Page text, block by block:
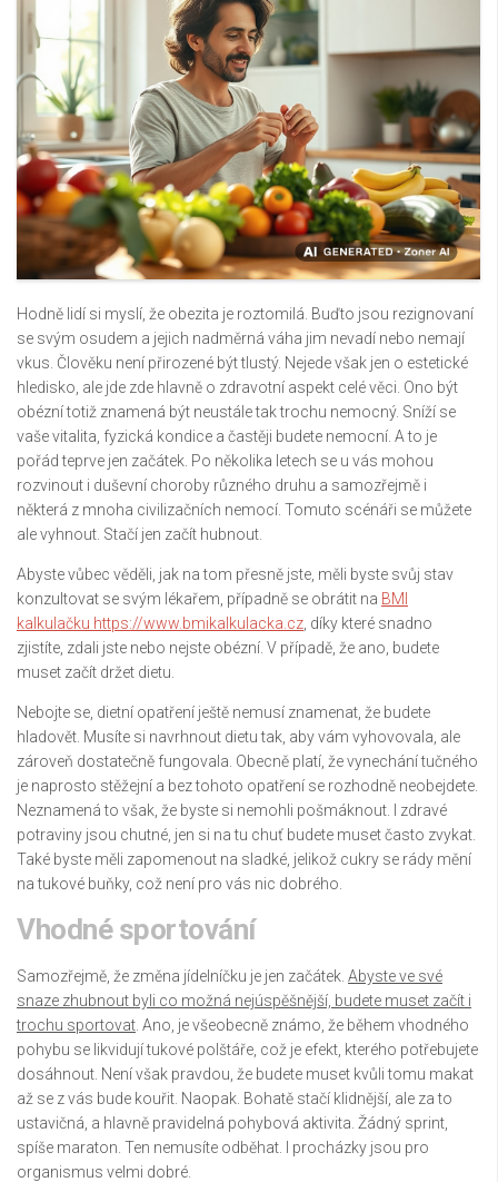
Hodně lidí si myslí, že obezita je roztomilá. Buďto jsou rezignovaní
se svým osudem a jejich nadměrná váha jim nevadí nebo nemají
vkus. Člověku není přirozené být tlustý. Nejede však jen o estetické
hledisko, ale jde zde hlavně o zdravotní aspekt celé věci. Ono být
obézní totiž znamená být neustále tak trochu nemocný. Sníží se
vaše vitalita, fyzická kondice a častěji budete nemocní. A to je
pořád teprve jen začátek. Po několika letech se u vás mohou
rozvinout i duševní choroby různého druhu a samozřejmě i
některá z mnoha civilizačních nemocí. Tomuto scénáři se můžete
ale vyhnout. Stačí jen začít hubnout.
Abyste vůbec věděli, jak na tom přesně jste, měli byste svůj stav
konzultovat se svým lékařem, případně se obrátit na BMI
kalkulačku https://www.bmikalkulacka.cz , díky které snadno
zjistíte, zdali jste nebo nejste obézní. V případě, že ano, budete
muset začít držet dietu
Nebojte se, dietní opatření ještě nemusí znamenat, že budete
hladovět. Musíte si navrhnout dietu tak, aby vám vyhovovala, ale
zároveň dostatečně fungovala. Obecně platí, že vynechání tučného
je naprosto stěžejní a bez tohoto opatření se rozhodně neobejdete.
Neznamená to však, že byste si nemohli pošmáknout. I zdravé
potraviny jsou chutné, jen si na tu chuť budete muset často zvykat.
Také byste měli zapomenout na sladké, jelikož cukry se rády mění
na tukové buňky, což není pro vás nic dobrého.
Vhodné sportování
Samozřejmě, že změna jídelníčku je jen začátek. Abyste ve své
snaze zhubnout byli co možná nejúspěšnější, budete muset začít i
trochu sportovat . Ano, je všeobecně známo, že během vhodného
pohybu se likvidují tukové polštáře, což je efekt, kterého potřebujete
dosáhnout. Není však pravdou, že budete muset kvůli tomu makat
až se z vás bude kouřit. Naopak. Bohatě stačí klidnější, ale za to
ustavičná, a hlavně pravidelná pohybová aktivita. Žádný sprint,
spíše maraton. Ten nemusíte odběhat. I procházky jsou pro
organismus velmi dobré.